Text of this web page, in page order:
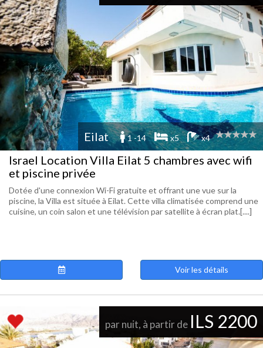
Eilat 1 -14 x5 x4
Israel Location Villa Eilat 5 chambres avec wifi
et piscine privée
Dotée d'une connexion Wi-Fi gratuite et offrant une vue sur la
piscine, la Villa est située à Eilat. Cette villa climatisée comprend une
cuisine, un coin salon et une télévision par satellite à écran plat.[....]
Voir les détails
par nuit, à partir de ILS 2200